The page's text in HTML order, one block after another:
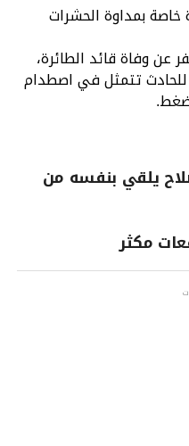
بمداوة الحشرات
عن وفاة قائد الطائرة،
للحادث تتمثل في اصطدام
يلقي بنفسه من
مكثر